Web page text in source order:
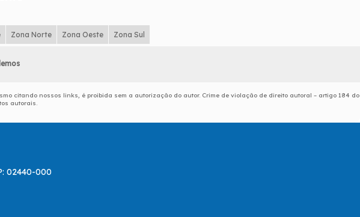
Zona Norte Zona Oeste Zona Sul
citando nossos links, é proibida sem a autorização do autor. Crime de violação de direito autoral – artigo 184 do
autorais.
02440-000